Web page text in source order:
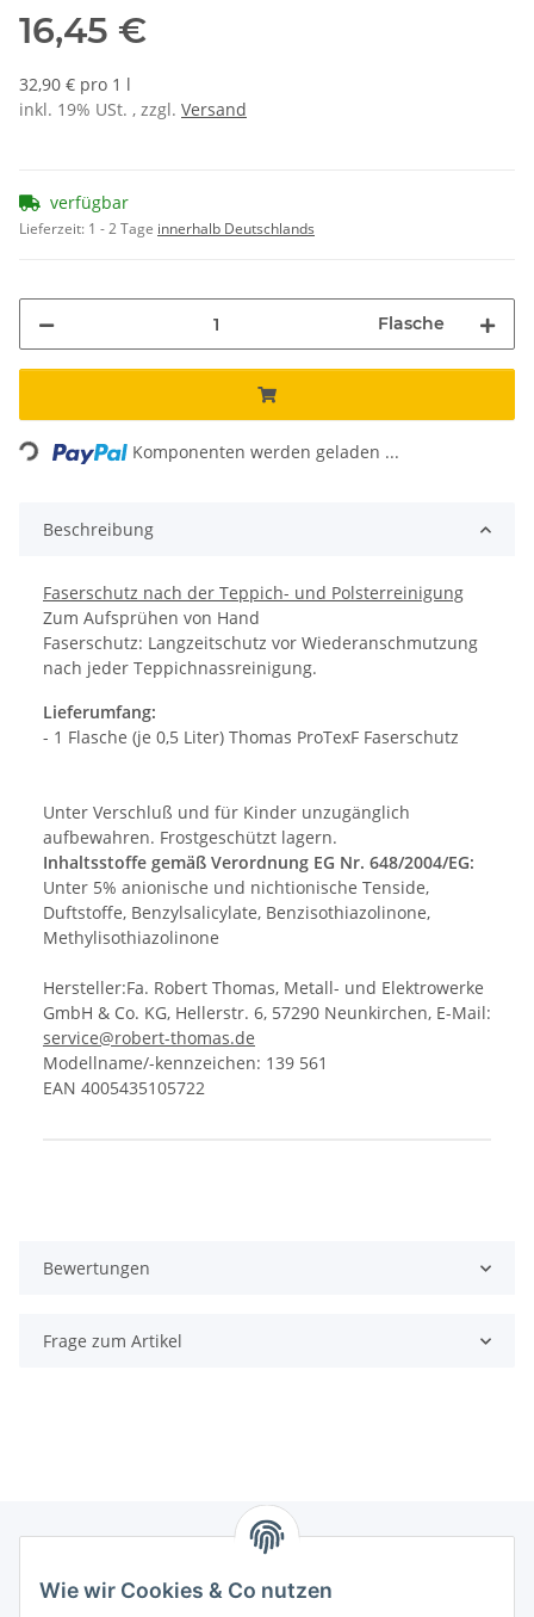
Wie wir Cookies & Co nutzen
16,45 €
32,90 € pro 1 l
inkl. 19% USt. , zzgl. Versand
verfügbar
Lieferzeit: 1 - 2 Tage innerhalb Deutschlands
Flasche
Komponenten werden geladen ...
Beschreibung
Faserschutz nach der Teppich- und Polsterreinigung
Zum Aufsprühen von Hand
Faserschutz: Langzeitschutz vor Wiederanschmutzung
nach jeder Teppichnassreinigung.
Lieferumfang:
- 1 Flasche (je 0,5 Liter) Thomas ProTexF Faserschutz
Unter Verschluß und für Kinder unzugänglich
aufbewahren. Frostgeschützt lagern.
Inhaltsstoffe gemäß Verordnung EG Nr. 648/2004/EG:
Unter 5% anionische und nichtionische Tenside,
Duftstoffe, Benzylsalicylate, Benzisothiazolinone,
Methylisothiazolinone
Hersteller:Fa. Robert Thomas, Metall- und Elektrowerke
GmbH & Co. KG, Hellerstr. 6, 57290 Neunkirchen, E-Mail:
service@robert-thomas.de
Modellname/-kennzeichen: 139 561
EAN 4005435105722
Bewertungen
Frage zum Artikel
Zahlungsmöglichkeiten